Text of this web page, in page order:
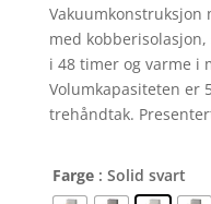
med
i 48 timer og varme i
Volumkapasiteten er
trehåndtak.
Farge : Solid svart